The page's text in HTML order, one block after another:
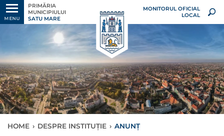
MENU
PRIMĂRIA
MUNICIPIULUI
SATU MARE
MONITORUL OFICIAL
LOCAL
HOME › DESPRE INSTITUȚIE › ANUNȚ